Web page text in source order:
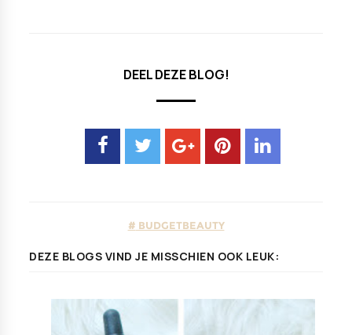
DEEL DEZE BLOG!
BUDGETBEAUTY
DEZE BLOGS VIND JE MISSCHIEN OOK LEUK: